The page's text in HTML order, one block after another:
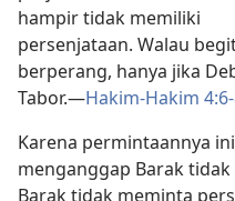
hampir tidak memiliki
persenjataan. Walau
berperang, hanya jika
Tabor.​—Hakim-Hakim
Karena permintaannya
menganggap Barak
Barak tidak meminta